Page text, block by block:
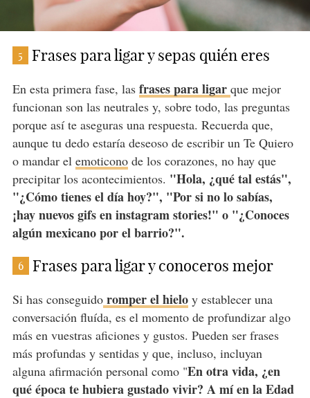
5 Frases para ligar y sepas quién eres
En esta primera fase, las frases para ligar que mejor
funcionan son las neutrales y, sobre todo, las preguntas
porque así te aseguras una respuesta. Recuerda que,
aunque tu dedo estaría deseoso de escribir un Te Quiero
o mandar el emoticonode los corazones, no hay que
precipitar los acontecimientos. "Hola, ¿qué tal estás",
"¿Cómo tienes el día hoy?", "Por si no lo sabías,
¡hay nuevos gifs en instagram stories!" o "¿Conoces
algún mexicano por el barrio?".
6 Frases para ligar y conoceros mejor
Si has conseguidoromper el hieloy establecer una
conversación fluída, es el momento de profundizar algo
más en vuestras aficiones y gustos. Pueden ser frases
más profundas y sentidas y que, incluso, incluyan
alguna afirmación personal como "En otra vida, ¿en
qué época te hubiera gustado vivir? A mí en la Edad